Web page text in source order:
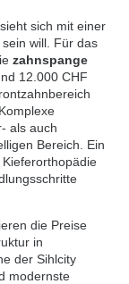
sich mit einer
will. Für das
zahnspange
12.000 CHF
als auch
Bereich. Ein
die Preise
in
der Sihlcity
modernste